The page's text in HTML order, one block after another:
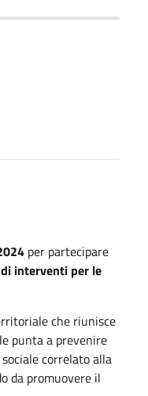
per partecipare
interventi per le
che riunisce
punta a prevenire
correlato alla
da promuovere il